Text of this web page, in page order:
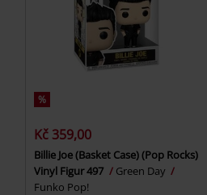
%
Kč 359,00
Billie Joe (Basket Case) (Pop Rocks)
Vinyl Figur 497
Green Day
Funko Pop!